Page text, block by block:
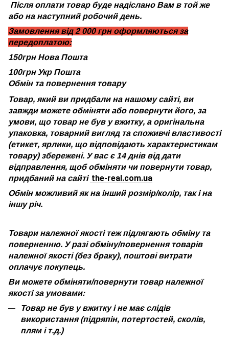
Після оплати товар буде надіслано Вам в той же
або на наступний робочий день.
Замовлення від 2 000 грн оформляються за
передоплатою:
150грн Нова Пошта
100грн Укр Пошта
Обмін та повернення товару
Товар, який ви придбали на нашому сайті, ви
завжди можете обміняти або повернути його, за
умови, що товар не був у вжитку, а оригінальна
упаковка, товарний вигляд та споживчі властивості
(етикет, ярлики, що відповідають характеристикам
товару) збережені. У вас є 14 днів від дати
відправлення, щоб обміняти чи повернути товар,
придбаний на сайті the-real.com.ua
Обмін можливий як на інший розмір/колір, так і на
іншу річ.
Товари належної якості теж підлягають обміну та
поверненню. У разі обміну/повернення товарів
належної якості (без браку), поштові витрати
оплачує покупець.
Ви можете обміняти/повернути товар належної
якості за умовами:
Товар не був у вжитку і не має слідів
використання (підряпін, потертостей, сколів,
плям і т.д.)